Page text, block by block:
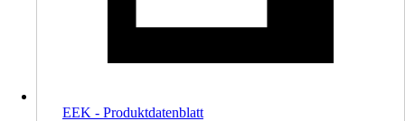
EEK - Produktdatenblatt